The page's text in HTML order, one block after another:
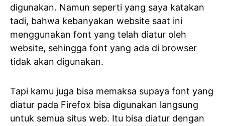
digunakan. Namun seperti yang saya katakan
tadi, bahwa kebanyakan website saat ini
menggunakan font yang telah diatur oleh
website, sehingga font yang ada di browser
tidak akan digunakan.
Tapi kamu juga bisa memaksa supaya font yang
diatur pada Firefox bisa digunakan langsung
untuk semua situs web. Itu bisa diatur dengan